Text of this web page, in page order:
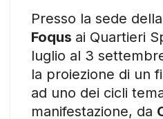
Presso la sede della
Foqus ai Quartieri
luglio al 3
la proiezione di un
ad uno dei cicli
manifestazione, da